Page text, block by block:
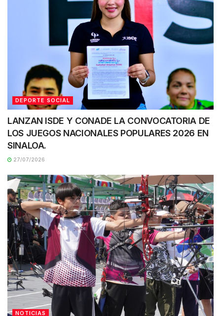
DEPORTE SOCIAL
LANZAN ISDE Y CONADE LA CONVOCATORIA DE
LOS JUEGOS NACIONALES POPULARES 2026 EN
SINALOA.
27/07/2026
NOTICIAS